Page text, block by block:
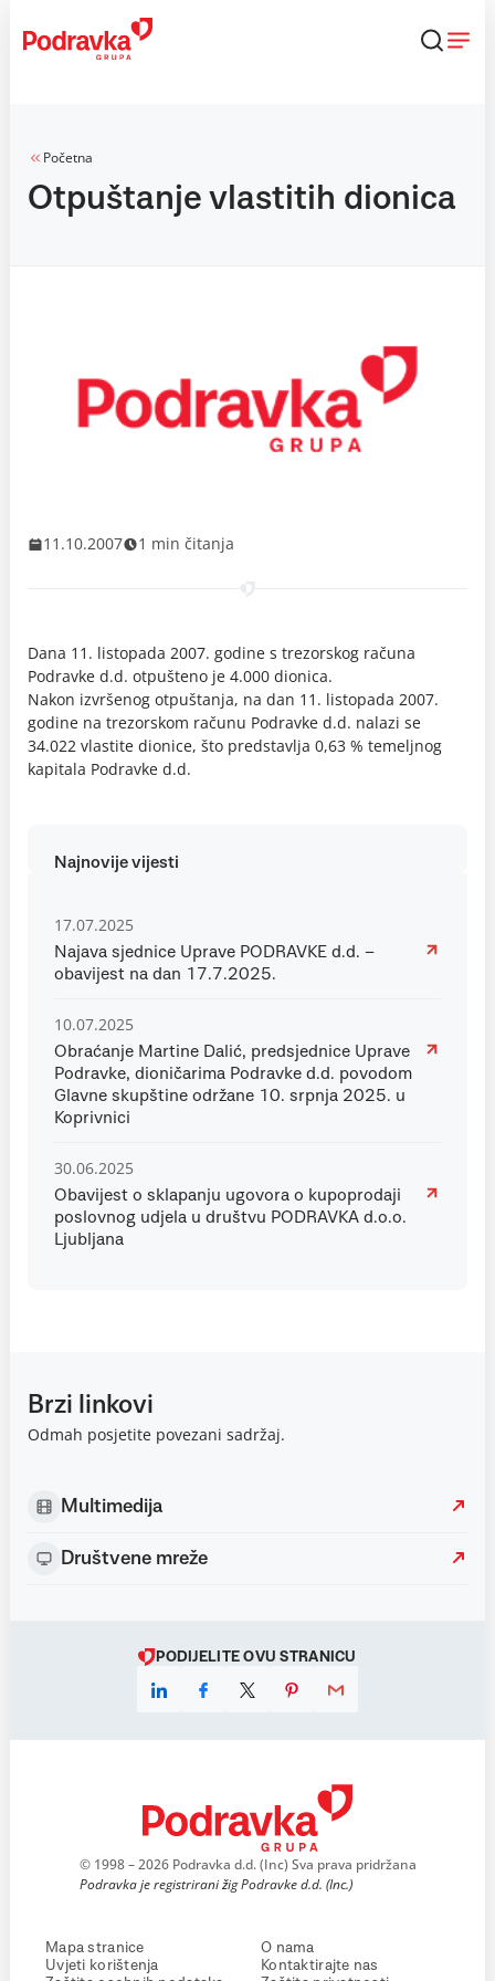
content
Početna
Otpuštanje vlastitih dionica
11.10.2007 1 min čitanja
Dana 11. listopada 2007. godine s trezorskog računa
Podravke d.d. otpušteno je 4.000 dionica.
Nakon izvršenog otpuštanja, na dan 11. listopada 2007.
godine na trezorskom računu Podravke d.d. nalazi se
34.022 vlastite dionice, što predstavlja 0,63 % temeljnog
kapitala Podravke d.d.
Najnovije vijesti
17.07.2025
Najava sjednice Uprave PODRAVKE d.d. –
obavijest na dan 17.7.2025.
10.07.2025
Obraćanje Martine Dalić, predsjednice Uprave
Podravke, dioničarima Podravke d.d. povodom
Glavne skupštine održane 10. srpnja 2025. u
Koprivnici
30.06.2025
Obavijest o sklapanju ugovora o kupoprodaji
poslovnog udjela u društvu PODRAVKA d.o.o.
Ljubljana
Brzi linkovi
Odmah posjetite povezani sadržaj.
Multimedija
Društvene mreže
PODIJELITE OVU STRANICU
© 1998 – 2026 Podravka d.d. (Inc) Sva prava pridržana
Podravka je registrirani žig Podravke d.d. (Inc.)
Mapa stranice
Uvjeti korištenja
O nama
Kontaktirajte nas